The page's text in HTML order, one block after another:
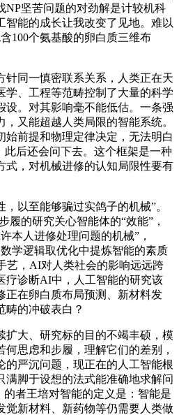
NP坚苦问题的对劲解是计较机科
智能的成长让我改变了见地。难以
100个氨基酸的卵白质三维布
同一慎密联系关系，人类正在天
学、工程等范畴控制了大量的科学
设。对其影响毫不能低估。一条强
又能超越人类局限的智能系统。
始前提和物理定律决定，无法明白
此后还会问下去。这个框架是一种
式，对机械进修的认知局限性要有
以至能够骗过实鸽子的机械”。
履的研究关心智能体的“效能”，
本人进修处理问题的机械”，
学逻辑取优化中提炼智能的素质
艺，AI对人类社会的影响远远跨
疗诊断AI中，人工智能的研究该
正在卵白质布局预测、新材料发
畴的冲破表白？
大、研究标的目的不竭丰硕，模
思虑和步履，理解它们的差别，
的严沉问题，现正在的人工智能根
满脚于设想的法式能准确地求解问
者王培对智能的定义是：智能是
觉新材料、新药物等仍需要人类做